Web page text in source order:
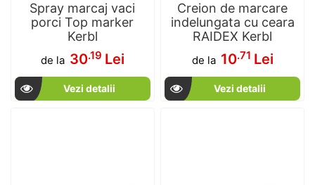
Spray marcaj vaci
porci Top marker
Kerbl
de la 30.19 Lei
Vezi detalii
Creion de marcare
indelungata cu ceara
RAIDEX Kerbl
de la 10.71 Lei
Vezi detalii